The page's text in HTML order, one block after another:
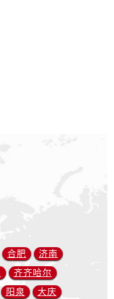
合肥
济南
齐齐哈尔
阳泉
大庆